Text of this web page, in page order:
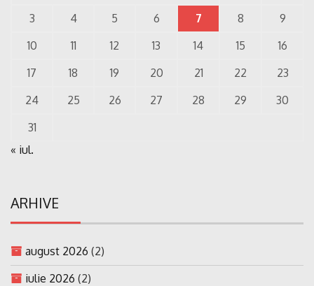
3
4 5 6 7 8
9
10
11 12 13 14 15
16
17
18 19 20 21 22
23
24
25 26 27 28 29
30
31
« iul.
ARHIVE
august 2026 (2)
iulie 2026 (2)